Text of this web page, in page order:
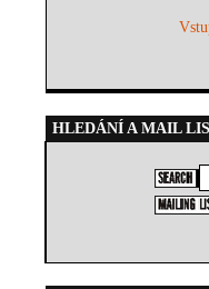
HLEDÁNÍ A MAIL